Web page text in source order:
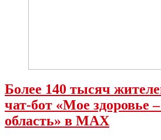
Более 140 тысяч
чат-бот «Мое здоровье
область» в МАХ